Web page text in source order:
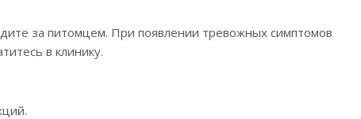
за питомцем. При появлении тревожных симптомов
в клинику.